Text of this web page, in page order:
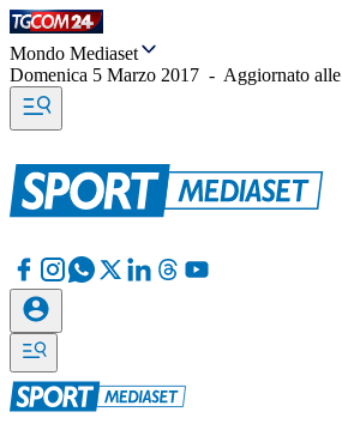
Mondo Mediaset
Domenica 5 Marzo 2017 - Aggiornato alle